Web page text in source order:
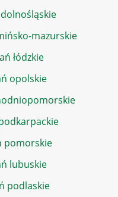
mazurskie
łódzkie
opolskie
pomorskie
lubuskie
podlaskie